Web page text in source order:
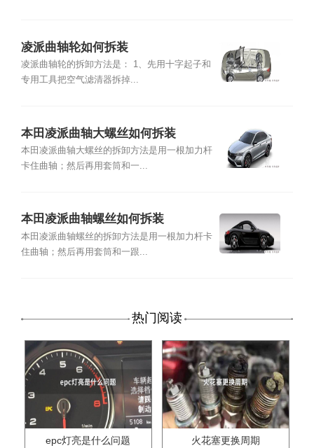
凌派曲轴轮如何拆装
凌派曲轴轮的拆卸方法是： 1、先用十字起子和
专用工具把空气滤清器拆掉...
本田凌派曲轴大螺丝如何拆装
本田凌派曲轴大螺丝的拆卸方法是用一根加力杆
卡住曲轴；然后再用套筒和一...
本田凌派曲轴螺丝如何拆装
本田凌派曲轴螺丝的拆卸方法是用一根加力杆卡
住曲轴；然后再用套筒和一跟...
热门阅读
epc灯亮是什么问题 火花塞更换周期